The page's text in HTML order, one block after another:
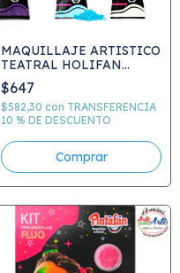
MAQUILLAJE ARTISTICO
TEATRAL HOLIFAN
POLVO PARA FESTEJAR -
50GRS
$647
$582,30 con TRANSFERENCIA
10 % DE DESCUENTO
Comprar